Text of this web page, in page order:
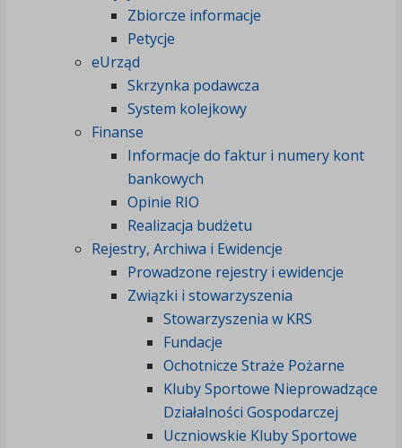
Zbiorcze informacje
Petycje
eUrząd
Skrzynka podawcza
System kolejkowy
Finanse
Informacje do faktur i numery kont
bankowych
Opinie RIO
Realizacja budżetu
Rejestry, Archiwa i Ewidencje
Prowadzone rejestry i ewidencje
Związki i stowarzyszenia
Stowarzyszenia w KRS
Fundacje
Ochotnicze Straże Pożarne
Kluby Sportowe Nieprowadzące
Działalności Gospodarczej
Uczniowskie Kluby Sportowe